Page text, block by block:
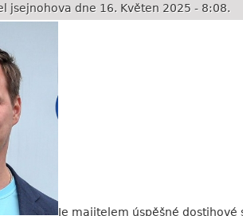
jsejnohova dne 16. Květen 2025 - 8:08.
Je majitelem úspěšné